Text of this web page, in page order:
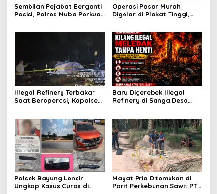
Sembilan Pejabat Berganti
Posisi, Polres Muba Perkuat
Operasi Pasar Murah
Digelar di Plakat Tinggi,
Beban Warga
Illegal Refinery Terbakar
Saat Beroperasi, Kapolsek
Pencegahan Terus
Dilakukan
Baru Digerebek Illegal
Refinery di Sanga Desa
Polsek Bayung Lencir
Ungkap Kasus Curas di
Mayat Pria Ditemukan di
Parit Perkebunan Sawit PT